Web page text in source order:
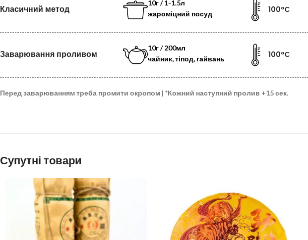
Класичний метод
10г / 1-1.5л
жароміцний посуд
100°С
Заварювання проливом
10г / 200мл
чайник, тіпод, гайвань
100°С
Перед заварюванням треба промити окропом | *Кожний наступний пролив +15 сек.
Супутні товари